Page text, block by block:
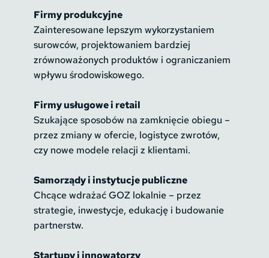
Firmy produkcyjne
Zainteresowane lepszym wykorzystaniem
surowców, projektowaniem bardziej
zrównoważonych produktów i ograniczaniem
wpływu środowiskowego.
Firmy usługowe i retail
Szukające sposobów na zamknięcie obiegu –
przez zmiany w ofercie, logistyce zwrotów,
czy nowe modele relacji z klientami.
Samorządy i instytucje publiczne
Chcące wdrażać GOZ lokalnie – przez
strategie, inwestycje, edukację i budowanie
partnerstw.
Startupy i innowatorzy